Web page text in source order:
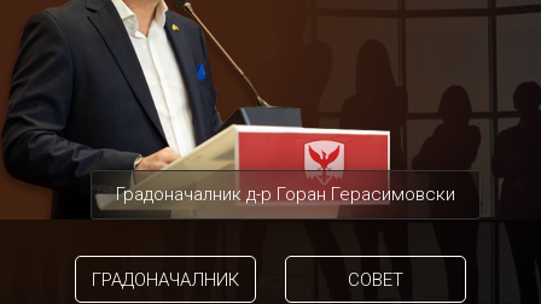
Градоначалник д-р Горан Герасимовски
ГРАДОНАЧАЛНИК СОВЕТ